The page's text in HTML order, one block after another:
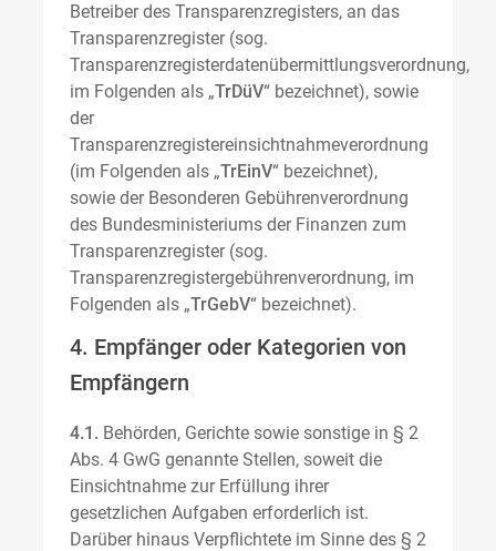
Betreiber des Transparenzregisters, an das
Transparenzregister (sog.
Transparenzregisterdatenübermittlungsverordnung,
im Folgenden als „TrDüV“ bezeichnet), sowie
der
Transparenzregistereinsichtnahmeverordnung
(im Folgenden als „TrEinV“ bezeichnet),
sowie der Besonderen Gebührenverordnung
des Bundesministeriums der Finanzen zum
Transparenzregister (sog.
Transparenzregistergebührenverordnung, im
Folgenden als „TrGebV“ bezeichnet).
4. Empfänger oder Kategorien von
Empfängern
4.1. Behörden, Gerichte sowie sonstige in § 2
Abs. 4 GwG genannte Stellen, soweit die
Einsichtnahme zur Erfüllung ihrer
gesetzlichen Aufgaben erforderlich ist.
Darüber hinaus Verpflichtete im Sinne des § 2